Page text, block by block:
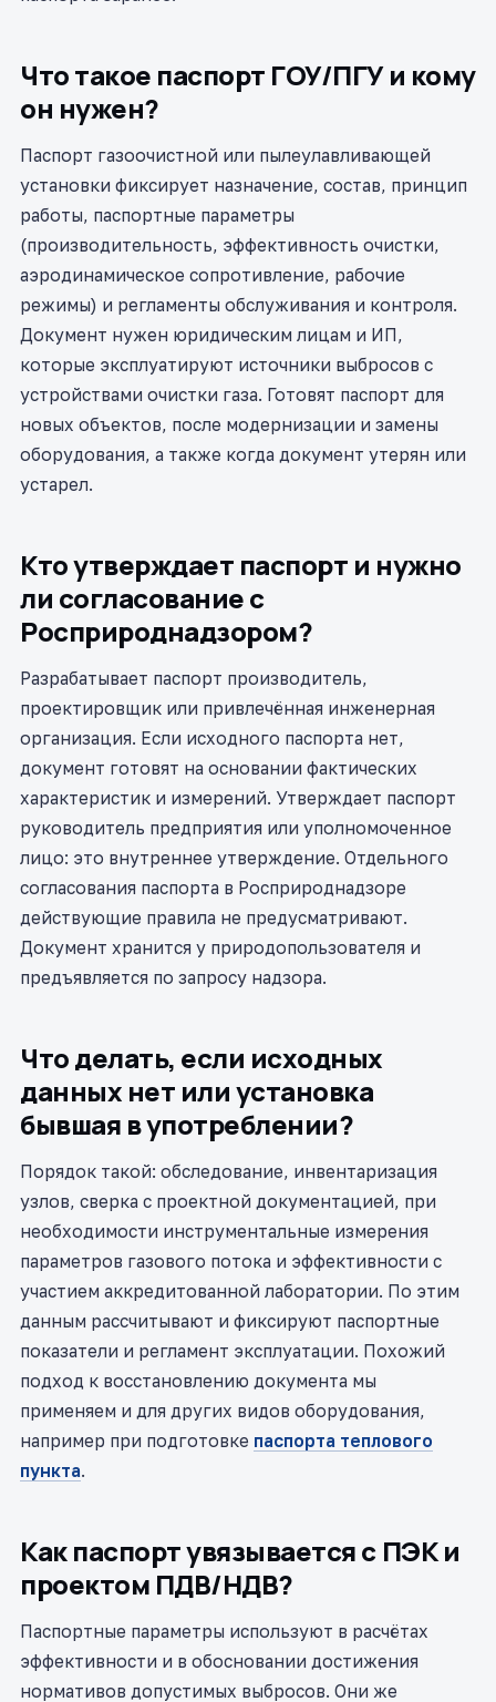
Что такое паспорт ГОУ/ПГУ и кому
он нужен?
Паспорт газоочистной или пылеулавливающей
установки фиксирует назначение, состав, принцип
работы, паспортные параметры
(производительность, эффективность очистки,
аэродинамическое сопротивление, рабочие
режимы) и регламенты обслуживания и контроля.
Документ нужен юридическим лицам и ИП,
которые эксплуатируют источники выбросов с
устройствами очистки газа. Готовят паспорт для
новых объектов, после модернизации и замены
оборудования, а также когда документ утерян или
устарел.
Кто утверждает паспорт и нужно
ли согласование с
Росприроднадзором?
Разрабатывает паспорт производитель,
проектировщик или привлечённая инженерная
организация. Если исходного паспорта нет,
документ готовят на основании фактических
характеристик и измерений. Утверждает паспорт
руководитель предприятия или уполномоченное
лицо: это внутреннее утверждение. Отдельного
согласования паспорта в Росприроднадзоре
действующие правила не предусматривают.
Документ хранится у природопользователя и
предъявляется по запросу надзора.
Что делать, если исходных
данных нет или установка
бывшая в употреблении?
Порядок такой: обследование, инвентаризация
узлов, сверка с проектной документацией, при
необходимости инструментальные измерения
параметров газового потока и эффективности с
участием аккредитованной лаборатории. По этим
данным рассчитывают и фиксируют паспортные
показатели и регламент эксплуатации. Похожий
подход к восстановлению документа мы
применяем и для других видов оборудования,
например при подготовке паспорта теплового
пункта.
Как паспорт увязывается с ПЭК и
проектом ПДВ/НДВ?
Паспортные параметры используют в расчётах
эффективности и в обосновании достижения
нормативов допустимых выбросов. Они же